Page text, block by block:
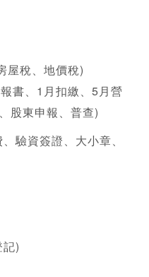
屋稅、地價稅)
書、1月扣繳、5月營
股東申報、普查)
驗資簽證、大小章、
)